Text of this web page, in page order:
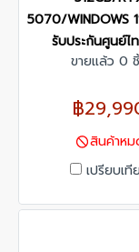
5070/WINDOWS
รับประกันศูนย์ไ
ขายแล้ว 0
฿
สินค้าห
เปรียบเที